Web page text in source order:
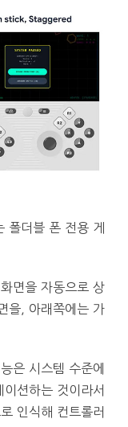
폴더블 폰 전용 게
면을 자동으로 상
을, 아래쪽에는 가
은 시스템 수준에
션하는 것이라서
인식해 컨트롤러